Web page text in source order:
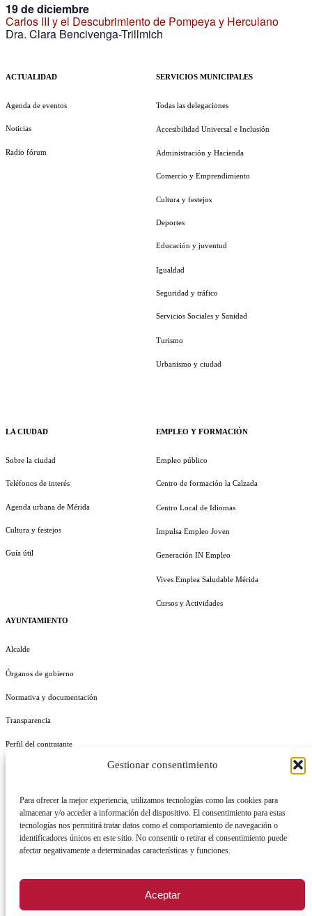
Gestionar consentimiento
Para ofrecer la mejor experiencia, utilizamos tecnologías como las cookies para
almacenar y/o acceder a información del dispositivo. El consentimiento para estas
tecnologías nos permitirá tratar datos como el comportamiento de navegación o
identificadores únicos en este sitio. No consentir o retirar el consentimiento puede
afectar negativamente a determinadas características y funciones.
Aceptar
19 de diciembre
Carlos III y el Descubrimiento de Pompeya y Herculano
Dra. Clara Bencivenga-Trillmich
ACTUALIDAD
Agenda de eventos
Noticias
Radio fórum
LA CIUDAD
Sobre la ciudad
Teléfonos de interés
Agenda urbana de Mérida
Cultura y festejos
Guía útil
AYUNTAMIENTO
Alcalde
Órganos de gobierno
Normativa y documentación
Transparencia
Perfil del contratante
SERVICIOS MUNICIPALES
Todas las delegaciones
Accesibilidad Universal e Inclusión
Administración y Hacienda
Comercio y Emprendimiento
Cultura y festejos
Deportes
Educación y juventud
Igualdad
Seguridad y tráfico
Servicios Sociales y Sanidad
Turismo
Urbanismo y ciudad
EMPLEO Y FORMACIÓN
Empleo público
Centro de formación la Calzada
Centro Local de Idiomas
Impulsa Empleo Joven
Generación IN Empleo
Vives Emplea Saludable Mérida
Cursos y Actividades
REGISTRO DE ACTIVIDADES DE TRATAMIENTO